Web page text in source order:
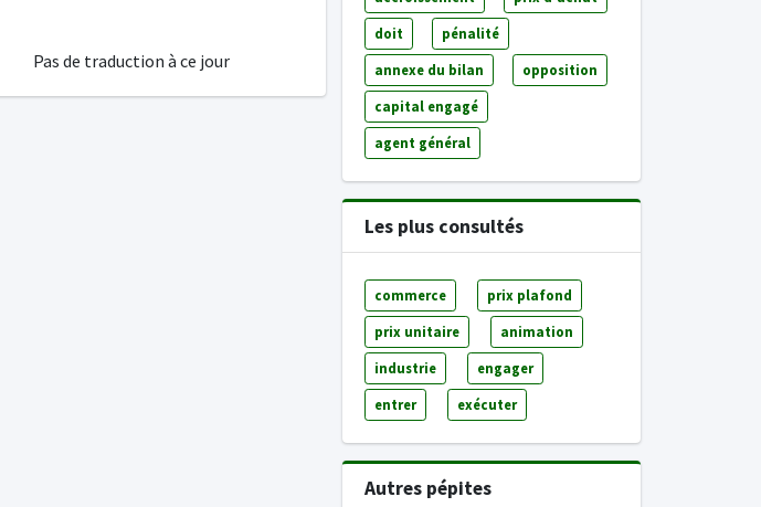
Pas de traduction à ce jour
doit pénalité
annexe du bilan opposition
capital engagé
agent général
Les plus consultés
commerce prix plafond
prix unitaire animation
industrie engager
entrer exécuter
Autres pépites